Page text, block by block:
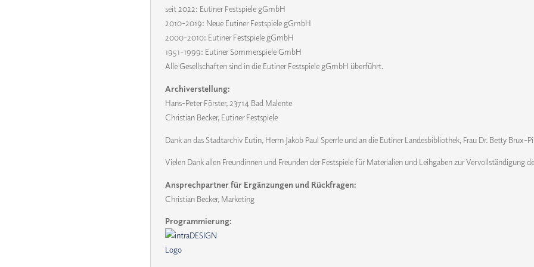
seit 2022: Eutiner Festspiele gGmbH
2010-2019: Neue Eutiner Festspiele gGmbH
2000-2010: Eutiner Festspiele gGmbH
1951-1999: Eutiner Sommerspiele GmbH
Alle Gesellschaften sind in die Eutiner Festspiele gGmbH überführt.
Archiverstellung:
Hans-Peter Förster, 23714 Bad Malente
Christian Becker, Eutiner Festspiele
Dank an das Stadtarchiv Eutin, Herrn Jakob Paul Sperrle und an die Eutiner Landesbibliothek, Frau Dr. Betty Brux-
Vielen Dank allen Freundinnen und Freunden der Festspiele für Materialien und Leihgaben zur Vervollständigung
Ansprechpartner für Ergänzungen und Rückfragen:
Christian Becker, Marketing
Programmierung: